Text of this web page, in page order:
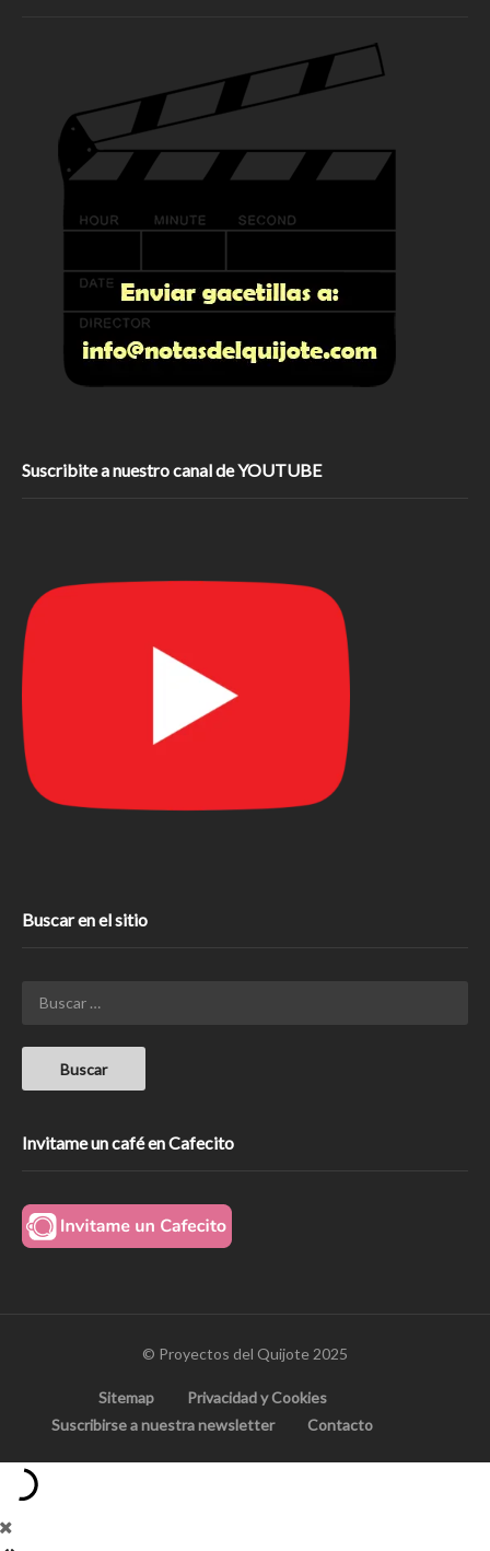
Suscribite a nuestro canal de YOUTUBE
Buscar en el sitio
Invitame un café en Cafecito
© Proyectos del Quijote 2025
Sitemap
Privacidad y Cookies
Suscribirse a nuestra newsletter
Contacto